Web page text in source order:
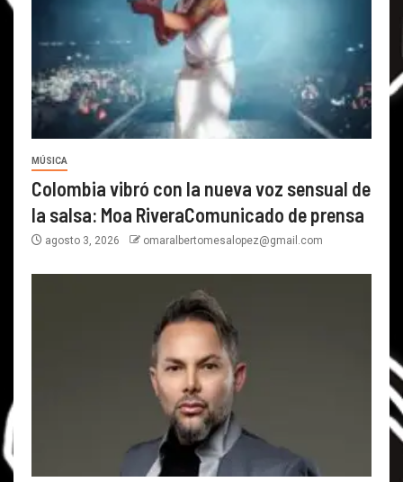
MÚSICA
Colombia vibró con la nueva voz sensual de
la salsa: Moa RiveraComunicado de prensa
agosto 3, 2026 omaralbertomesalopez@gmail.com